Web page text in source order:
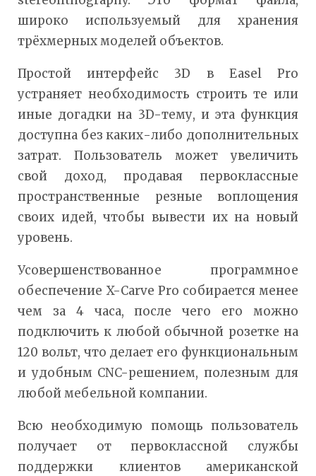
широко используемый для хранения
трёхмерных моделей объектов.
Простой интерфейс 3D в Easel Pro
устраняет необходимость строить те или
иные догадки на 3D-тему, и эта функция
доступна без каких-либо дополнительных
затрат. Пользователь может увеличить
свой доход, продавая первоклассные
пространственные резные воплощения
своих идей, чтобы вывести их на новый
уровень.
Усовершенствованное программное
обеспечение X-Carve Pro собирается менее
чем за 4 часа, после чего его можно
подключить к любой обычной розетке на
120 вольт, что делает его функциональным
и удобным CNC-решением, полезным для
любой мебельной компании.
Всю необходимую помощь пользователь
получает от первоклассной службы
поддержки клиентов американской